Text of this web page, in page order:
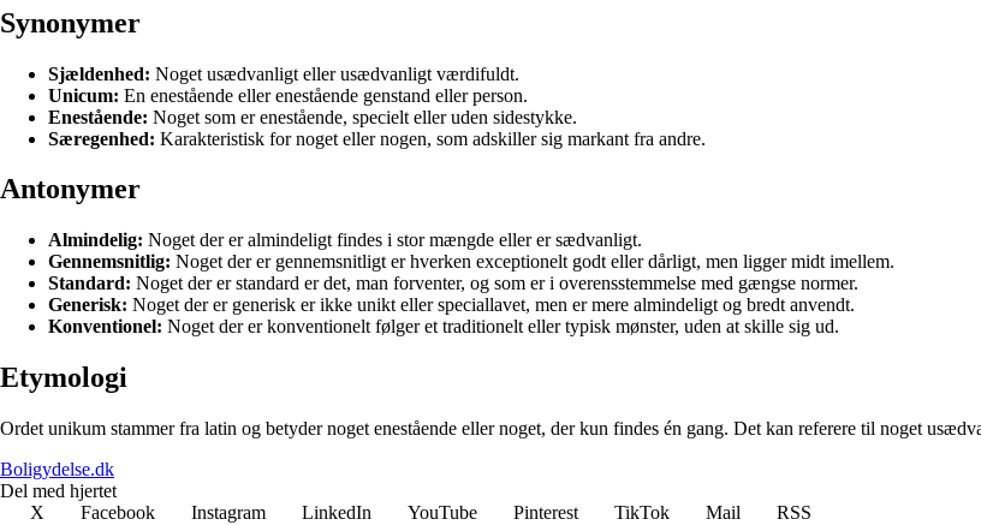
Synonymer
Sjældenhed: Noget usædvanligt eller usædvanligt værdifuldt.
Unicum: En enestående eller enestående genstand eller person.
Enestående: Noget som er enestående, specielt eller uden sidestykke.
Særegenhed: Karakteristisk for noget eller nogen, som adskiller sig markant fra andre.
Antonymer
Almindelig: Noget der er almindeligt findes i stor mængde eller er sædvanligt.
Gennemsnitlig: Noget der er gennemsnitligt er hverken exceptionelt godt eller dårligt, men ligger midt imellem.
Standard: Noget der er standard er det, man forventer, og som er i overensstemmelse med gængse normer.
Generisk: Noget der er generisk er ikke unikt eller speciallavet, men er mere almindeligt og bredt anvendt.
Konventionel: Noget der er konventionelt følger et traditionelt eller typisk mønster, uden at skille sig ud.
Etymologi
Ordet unikum stammer fra latin og betyder noget enestående eller noget, der kun findes én gang. Det kan referere til noget
Boligydelse.dk
Del med hjertet
X
Facebook Instagram LinkedIn YouTube Pinterest TikTok Mail
RSS